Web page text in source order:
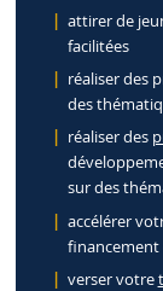
attirer de
facilitées
réaliser des
des
réaliser des
sur des
accélérer
financement
verser votre